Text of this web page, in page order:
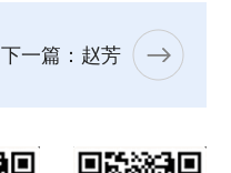
下一篇：赵芳